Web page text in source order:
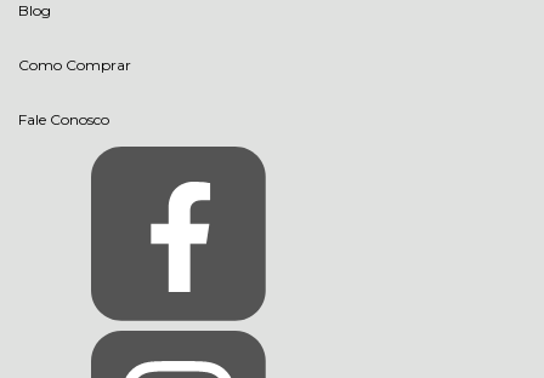
Blog
Como Comprar
Fale Conosco